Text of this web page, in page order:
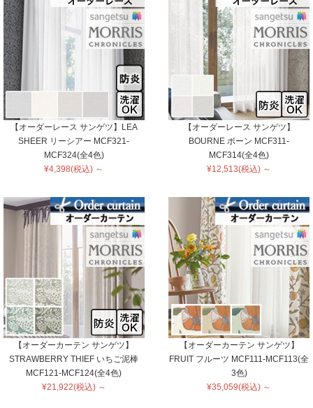
【オーダーレース サンゲツ】LEA
SHEER リーシアー MCF321-
MCF324(全4色)
¥4,398(税込) ～
【オーダーレース サンゲツ】
BOURNE ボーン MCF311-
MCF314(全4色)
¥12,513(税込) ～
【オーダーカーテン サンゲツ】
STRAWBERRY THIEF いちご泥棒
MCF121-MCF124(全4色)
¥21,922(税込) ～
【オーダーカーテン サンゲツ】
FRUIT フルーツ MCF111-MCF113(全
3色)
¥35,059(税込) ～